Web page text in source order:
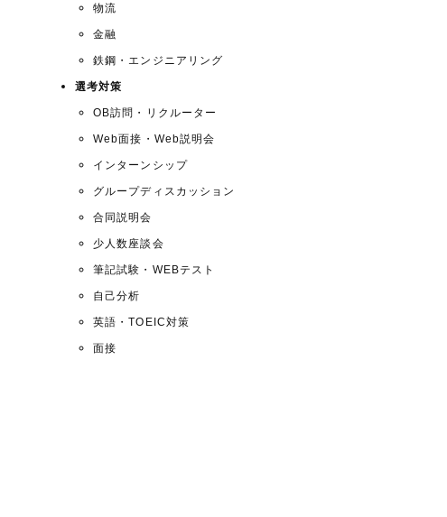
物流
金融
鉄鋼・エンジニアリング
選考対策
OB訪問・リクルーター
Web面接・Web説明会
インターンシップ
グループディスカッション
合同説明会
少人数座談会
筆記試験・WEBテスト
自己分析
英語・TOEIC対策
面接